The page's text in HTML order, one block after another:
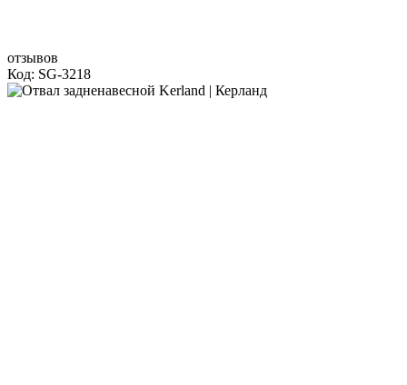
отзывов
Код: SG-3218